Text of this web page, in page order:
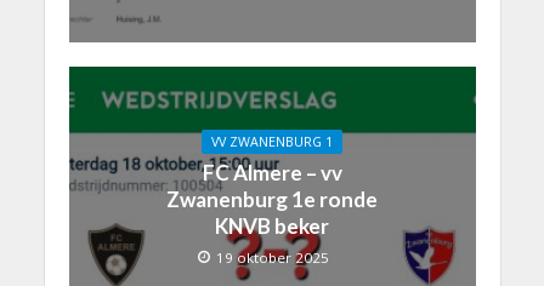
VV ZWANENBURG 1
FC Almere – vv
Zwanenburg 1e ronde
KNVB beker
19 oktober 2025